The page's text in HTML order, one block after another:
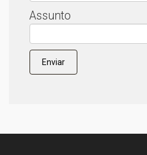
Assunto